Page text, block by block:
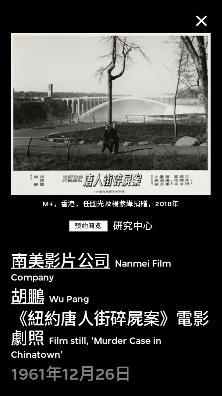
M+，香港，任國光及楊紫燁捐贈，2018年
预约阅览 研究中心
南美影片公司
Nanmei Film
Company
胡鵬 Wu Pang
《紐約唐人街碎屍案》電影
劇照 Film still, 'Murder Case in
Chinatown'
1961年12月26日
M+藏品
进一步筛选 搜索
关于M+藏品
探索世界顶级的二十及二十一世纪视觉
文化藏品。